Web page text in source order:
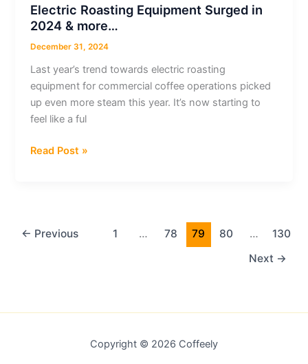
y
el
mercado
este
fue
su
comportamiento
2024
Electric Roasting Equipment Surged in
2024 & more…
December 31, 2024
Last year’s trend towards electric roasting
equipment for commercial coffee operations picked
up even more steam this year. It’s now starting to
feel like a ful
Electric
2024
Read Post »
← Previous 1 … 78 79 80 …
130
Next →
Copyright © 2026 Coffeely